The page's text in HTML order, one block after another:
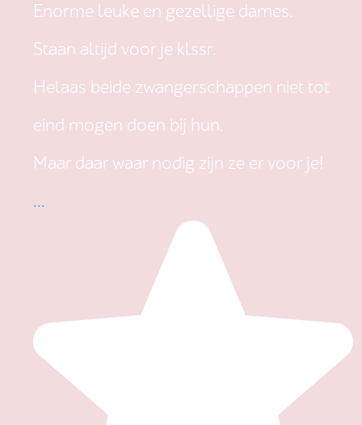
Enorme leuke en gezellige dames.
Staan altijd voor je klssr.
Helaas beide zwangerschappen niet tot
eind mogen doen bij hun.
Maar daar waar nodig zijn ze er voor je!
...